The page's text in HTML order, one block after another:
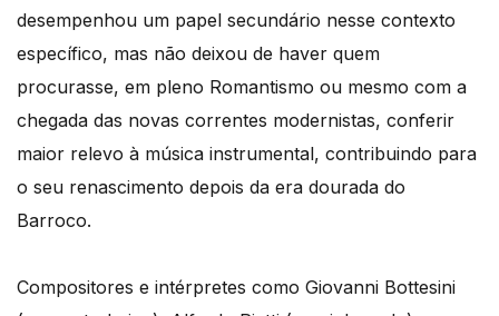
desempenhou um papel secundário nesse contexto
específico, mas não deixou de haver quem
procurasse, em pleno Romantismo ou mesmo com a
chegada das novas correntes modernistas, conferir
maior relevo à música instrumental, contribuindo para
o seu renascimento depois da era dourada do
Barroco.
Compositores e intérpretes como Giovanni Bottesini